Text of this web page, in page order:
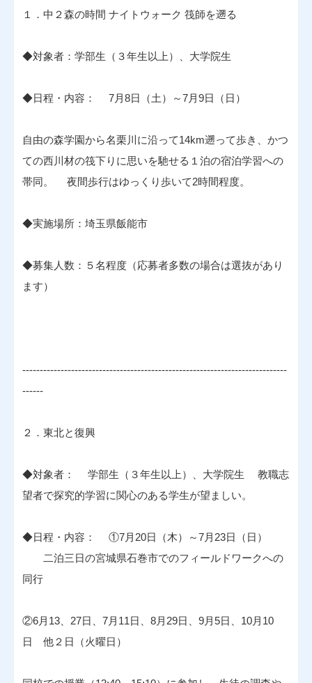
１．中２森の時間 ナイトウォーク 筏師を遡る
◆対象者：学部生（３年生以上）、大学院生
◆日程・内容： 7月8日（土）～7月9日（日）
自由の森学園から名栗川に沿って14km遡って歩き、かつ
ての西川材の筏下りに思いを馳せる１泊の宿泊学習への
帯同。 夜間歩行はゆっくり歩いて2時間程度。
◆実施場所：埼玉県飯能市
◆募集人数：５名程度（応募者多数の場合は選抜があり
ます）
----------------------------------------------------------------------------
------
２．東北と復興
◆対象者： 学部生（３年生以上）、大学院生 教職志
望者で探究的学習に関心のある学生が望ましい。
◆日程・内容： ①7月20日（木）～7月23日（日）
二泊三日の宮城県石巻市でのフィールドワークへの
同行
②6月13、27日、7月11日、8月29日、9月5日、10月10
日 他２日（火曜日）